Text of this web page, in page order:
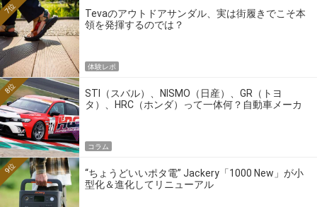
Tevaのアウトドアサンダル、実は街履きでこそ本
領を発揮するのでは？
7位
体験レポ
STI（スバル）、NISMO（日産）、GR（トヨ
タ）、HRC（ホンダ）って一体何？自動車メーカ
8位
コラム
“ちょうどいいポタ電” Jackery「1000 New」が小
型化＆進化してリニューアル
9位